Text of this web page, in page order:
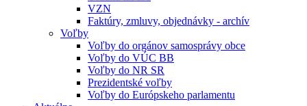
VZN
Faktúry, zmluvy, objednávky - archív
Voľby
Voľby do orgánov samosprávy obce
Voľby do VÚC BB
Voľby do NR SR
Prezidentské voľby
Voľby do Európskeho parlamentu